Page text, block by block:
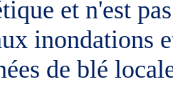
et n'est
inondations
de blé